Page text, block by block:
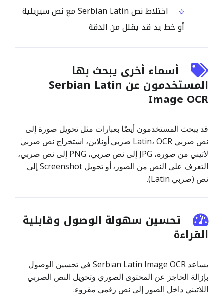
اختلاط نص Serbian Latin مع نص سيريلية
أو خط يد قد يقلل من الدقة
أسماء أخرى يبحث بها
المستخدمون عن Serbian Latin
Image OCR
قد يبحث المستخدمون أيضًا بعبارات مثل تحويل صورة إلى
نص صربي Latin، OCR صربي أونلاين، استخراج نص صربي
لاتيني من صورة، JPG إلى نص صربي، PNG إلى نص صربي،
التعرف على النص من الصور، أو تحويل Screenshot إلى
نص (صربي Latin).
تحسين سهولة الوصول وقابلية
القراءة
يساعد Serbian Latin Image OCR في تحسين الوصول
بإزالة الحاجز عن المحتوى الصوري وتحويل النص الصربي
اللاتيني داخل الصور إلى نص رقمي مقروء.